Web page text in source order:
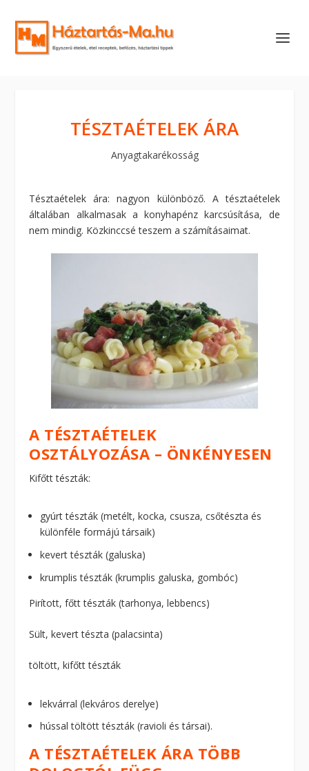
TÉSZTAÉTELEK ÁRA
Anyagtakarékosság
Tésztaételek ára: nagyon különböző. A tésztaételek
általában alkalmasak a konyhapénz karcsúsítása, de
nem mindig. Közkinccsé teszem a számításaimat.
A TÉSZTAÉTELEK
OSZTÁLYOZÁSA – ÖNKÉNYESEN
Kifőtt tészták:
gyúrt tészták (metélt, kocka, csusza, csőtészta és
különféle formájú társaik)
kevert tészták (galuska)
krumplis tészták (krumplis galuska, gombóc)
Pirított, főtt tészták (tarhonya, lebbencs)
Sült, kevert tészta (palacsinta)
töltött, kifőtt tészták
lekvárral (lekváros derelye)
hússal töltött tészták (ravioli és társai).
A TÉSZTAÉTELEK ÁRA TÖBB